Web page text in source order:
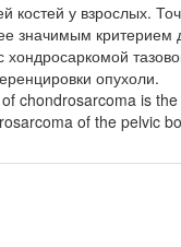
у взрослых.
значимым критерием
опухоли.
chondrosarcoma is
of the pelvic